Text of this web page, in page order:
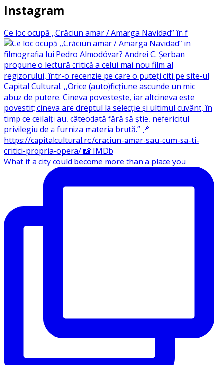
Instagram
Ce loc ocupă ,,Crăciun amar / Amarga Navidad” în f
What if a city could become more than a place you